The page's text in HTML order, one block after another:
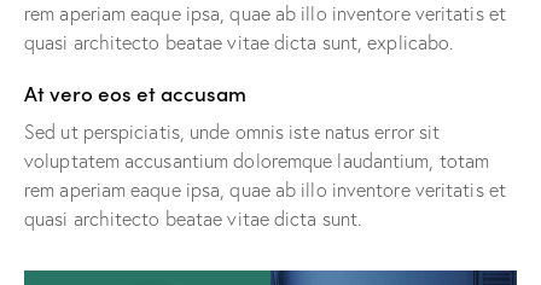
rem aperiam eaque ipsa, quae ab illo inventore veritatis et
quasi architecto beatae vitae dicta sunt, explicabo.
At vero eos et accusam
Sed ut perspiciatis, unde omnis iste natus error sit
voluptatem accusantium doloremque laudantium, totam
rem aperiam eaque ipsa, quae ab illo inventore veritatis et
quasi architecto beatae vitae dicta sunt.